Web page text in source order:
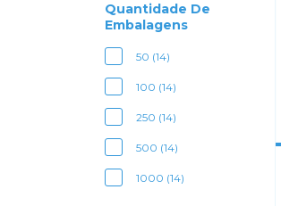
Quantidade De
Embalagens
50 (14)
100 (14)
250 (14)
500 (14)
1000 (14)